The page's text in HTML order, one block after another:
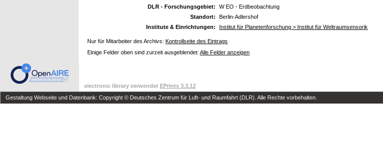
DLR - Forschungsgebiet:
W EO - Erdbeobachtung
Standort:
Berlin-Adlershof
Institute & Einrichtungen:
Institut für Planetenforschung > Institut für Weltraumsensorik
Nur für Mitarbeiter des Archivs: Kontrollseite des Eintrags
Einige Felder oben sind zurzeit ausgeblendet: Alle Felder anzeigen
electronic library verwendet EPrints 3.3.12
Gestaltung Webseite und Datenbank: Copyright © Deutsches Zentrum für Luft- und Raumfahrt (DLR). Alle Rechte vorbehalten.